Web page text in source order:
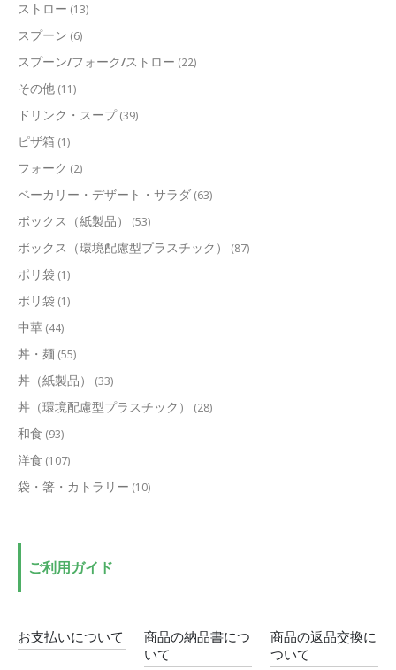
ストロー (13)
スプーン (6)
スプーン/フォーク/ストロー (22)
その他 (11)
ドリンク・スープ (39)
ピザ箱 (1)
フォーク (2)
ベーカリー・デザート・サラダ (63)
ボックス（紙製品） (53)
ボックス（環境配慮型プラスチック） (87)
ポリ袋 (1)
ポリ袋 (1)
中華 (44)
丼・麺 (55)
丼（紙製品） (33)
丼（環境配慮型プラスチック） (28)
和食 (93)
洋食 (107)
袋・箸・カトラリー (10)
ご利用ガイド
お支払いについて
商品の納品書につ
いて
商品の返品交換に
ついて